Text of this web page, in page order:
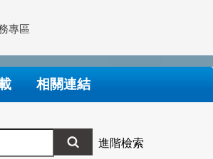
專區
相關連結
進階檢索